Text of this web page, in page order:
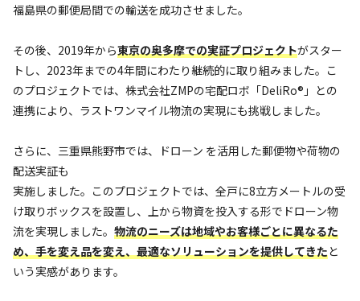
福島県の郵便局間での輸送を成功させました。
その後、2019年から東京の奥多摩での実証プロジェクトがスター
トし、2023年までの4年間にわたり継続的に取り組みました。こ
のプロジェクトでは、株式会社ZMPの宅配ロボ「DeliRo®」との
連携により、ラストワンマイル物流の実現にも挑戦しました。
さらに、三重県熊野市では、ドローン を活用した郵便物や荷物の
配送実証も
実施しました。このプロジェクトでは、全戸に8立方メートルの受
け取りボックスを設置し、上から物資を投入する形でドローン物
流を実現しました。 物流のニーズは地域やお客様ごとに異なるた
め、手を変え品を変え、最適なソリューションを提供してきたと
いう実感があります。